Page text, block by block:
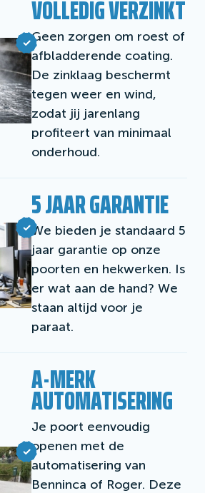
VOLLEDIG VERZINKT
Geen zorgen om roest of
afbladderende coating.
De zinklaag beschermt
tegen weer en wind,
zodat jij jarenlang
profiteert van minimaal
onderhoud.
5 JAAR GARANTIE
We bieden je standaard 5
jaar garantie op onze
poorten en hekwerken. Is
er wat aan de hand? We
staan altijd voor je
paraat.
A-MERK
AUTOMATISERING
Je poort eenvoudig
openen met de
automatisering van
Benninca of Roger. Deze